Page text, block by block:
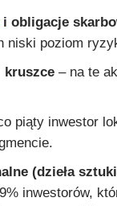
i obligacje
niski poziom
kruszce – na te
piąty inwestor
(dzieła
inwestorów,